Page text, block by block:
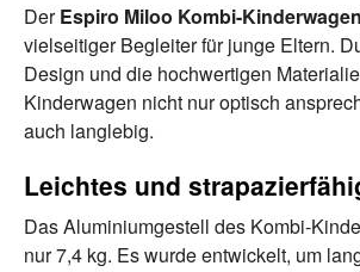
DerEspiro Miloo Kombi-Kinderwagen
vielseitiger Begleiter für junge Eltern.
Design und die hochwertigen
Kinderwagen nicht nur optisch
auch langlebig.
Leichtes und
Das Aluminiumgestell des Kombi-
nur 7,4 kg. Es wurde entwickelt, um